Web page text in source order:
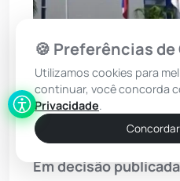
Foto:
Em decisão
🍪 Preferências de
Utilizamos cookies para
continuar, você concorda
Privacidade.